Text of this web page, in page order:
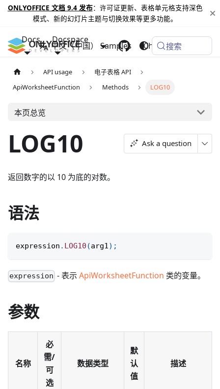
ONLYOFFICE 文档 9.4 发布：许可证更新、表格单元格支持深色
模式、新的幻灯片主题与切换效果等更多功能。
Docs Docspace
Samples Changelog
中文（中国） 搜索
API usage
电子表格 API
ApiWorksheetFunction
Methods LOG10
本页总览
LOG10 Ask a question
返回数字的以 10 为底的对数。
语法
expression . LOG10 (arg1) ;
expression - 表示ApiWorksheetFunction 类的变量。
参数
名称
必
需/
可
选
数据类型
默
认
值
描述